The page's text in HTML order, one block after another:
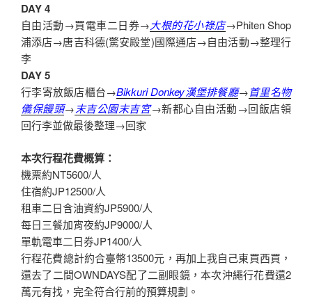
DAY 4
自由活動→買電車二日券→大根的花小祿店→Phiten Shop
浦添店→唐吉科德(驚安殿堂)國際通店→自由活動→整理行
李
DAY 5
行李寄放飯店櫃台→Bikkuri Donkey漢堡排餐廳→首里名物
儀保饅頭→末吉公園末吉宮→新都心自由活動→回飯店領
回行李並做最後整理→回家
本次行程花費概算：
機票約NT5600/人
住宿約JP12500/人
租車二日含油資約JP5900/人
每日三餐加宵夜約JP9000/人
單軌電車二日券JP1400/人
行程花費總計約合臺幣13500元，再加上我自己東買西買，
還去了二間OWNDAYS配了二副眼鏡，本次沖繩行花費還2
萬元有找，完全符合行前的預算規劃。